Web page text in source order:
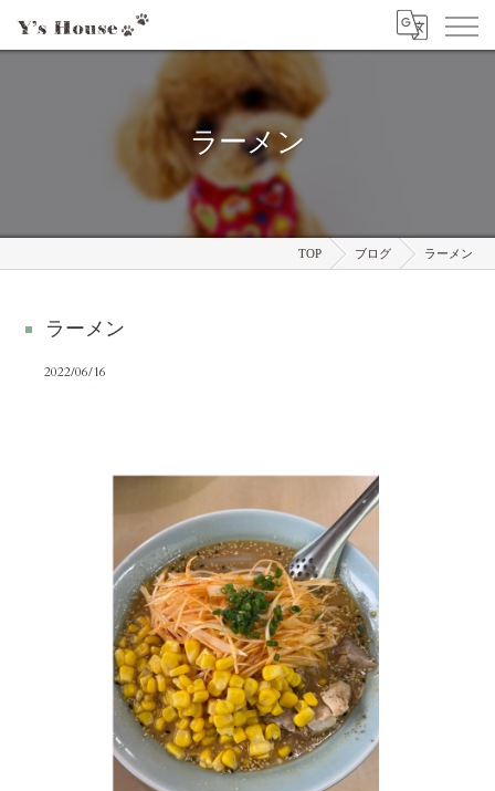
ラーメン
TOP ブログ ラーメン
ラーメン
2022/06/16